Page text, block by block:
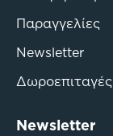
Παραγγελίες
Newsletter
Δωροεπιταγές
Newsletter